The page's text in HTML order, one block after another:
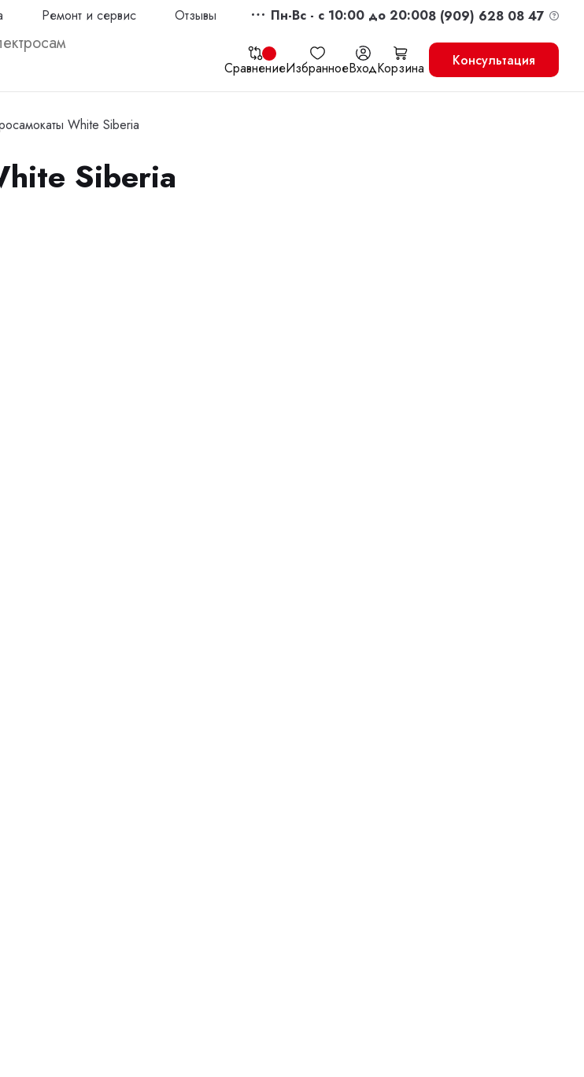
Ремонт и сервис Отзывы Пн-Вс - c 10:00 до 20:008 (909) 628 08 47
СравнениеИзбранноеВходКорзина Консультация
White Siberia
Siberia